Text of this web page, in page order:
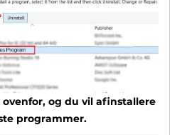
og du vil afinstallere
programmer.